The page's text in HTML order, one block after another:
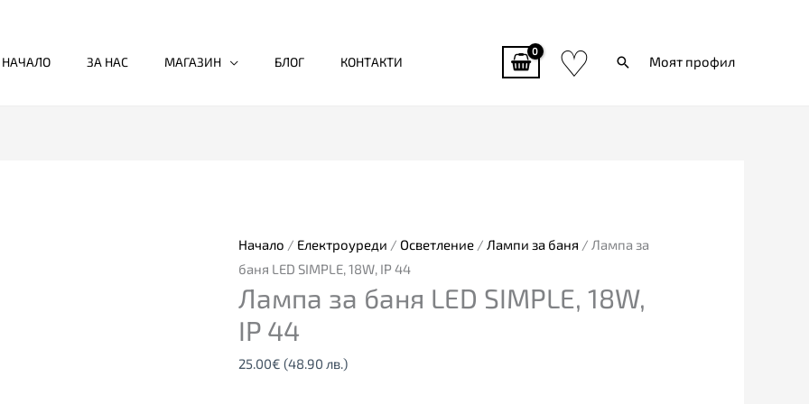
НАЧАЛО ЗА НАС МАГАЗИН БЛОГ КОНТАКТИ ♡ ТърсиМоят профил
Начало / Електроуреди / Осветление / Лампи за баня / Лампа за
баня LED SIMPLE, 18W, IP 44
Лампа за баня LED SIMPLE, 18W,
IP 44
25.00€ (48.90 лв.)